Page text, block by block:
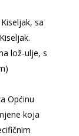
sa
lož-ulje, s
Općinu
koja